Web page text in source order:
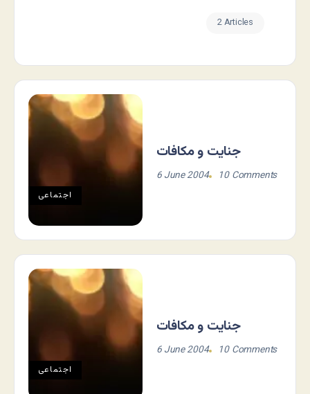
2 Articles
اجتماعی
جنايت و مکافات
6 June 2004 10 Comments
اجتماعی
جنایت و مکافات
6 June 2004 10 Comments